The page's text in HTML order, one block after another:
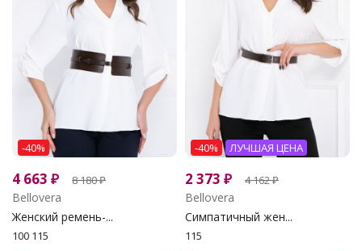
-40%
4 663 ₽ 8 180₽
Bellovera
Женский ремень-...
100 115
-40% ЛУЧШАЯ ЦЕНА
2 373 ₽ 4 162₽
Bellovera
Симпатичный жен...
115